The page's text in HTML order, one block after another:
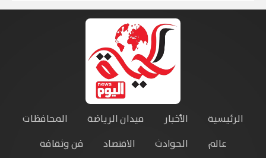
الرئيسية الأخبار ميدان الرياضة
المحافظات
عالم
الحوادث الاقتصاد
فن وثقافة